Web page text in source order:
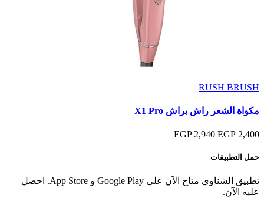
RUSH BRUSH
مكواة الشعر راش براش X1 Pro
2,400 EGP
2,940 EGP
حمل التطبيقات
تطبيق الشناوي متاح الآن على Google Play و App Store. احصل
عليه الآن.